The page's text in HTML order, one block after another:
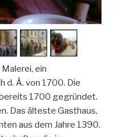
ein
d. Ä. von 1700. Die
1700 gegründet.
Das älteste Gasthaus,
aus dem Jahre 1390.